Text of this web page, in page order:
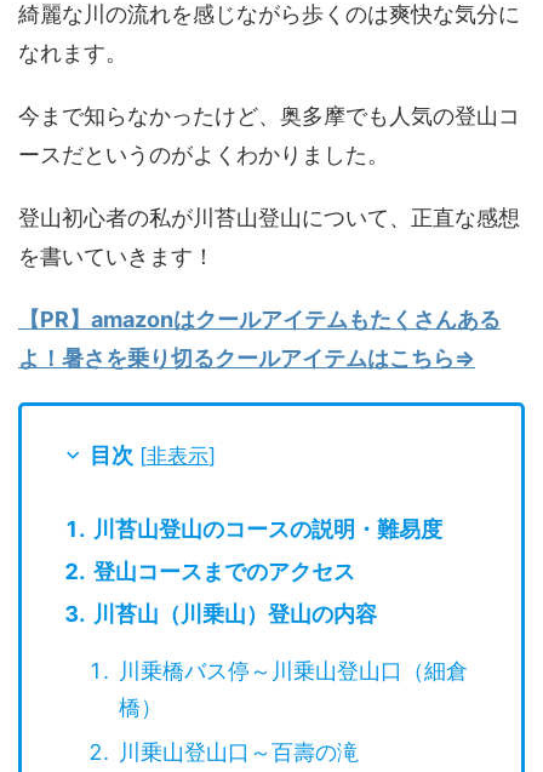
綺麗な川の流れを感じながら歩くのは爽快な気分に
なれます。
今まで知らなかったけど、奥多摩でも人気の登山コ
ースだというのがよくわかりました。
登山初心者の私が川苔山登山について、正直な感想
を書いていきます！
【PR】amazonはクールアイテムもたくさんある
よ！暑さを乗り切るクールアイテムはこちら⇒
目次 [非表示]
川苔山登山のコースの説明・難易度
登山コースまでのアクセス
川苔山（川乗山）登山の内容
川乗橋バス停～川乗山登山口（細倉
橋）
川乗山登山口～百壽の滝